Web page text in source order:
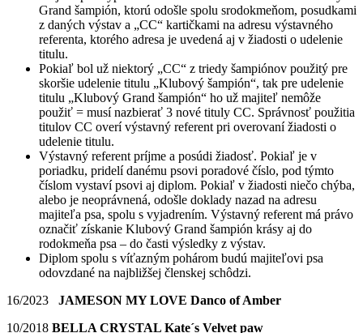
Grand šampión, ktorú odošle spolu srodokmeňom, posudkami
z daných výstav a „CC“ kartičkami na adresu výstavného
referenta, ktorého adresa je uvedená aj v žiadosti o udelenie
titulu.
Pokiaľ bol už niektorý „CC“ z triedy šampiónov použitý pre
skoršie udelenie titulu „Klubový šampión“, tak pre udelenie
titulu „Klubový Grand šampión“ ho už majiteľ nemôže
použiť = musí nazbierať 3 nové tituly CC. Správnosť použitia
titulov CC overí výstavný referent pri overovaní žiadosti o
udelenie titulu.
Výstavný referent príjme a posúdi žiadosť. Pokiaľ je v
poriadku, pridelí danému psovi poradové číslo, pod týmto
číslom vystaví psovi aj diplom. Pokiaľ v žiadosti niečo chýba,
alebo je neoprávnená, odošle doklady nazad na adresu
majiteľa psa, spolu s vyjadrením. Výstavný referent má právo
označiť získanie Klubový Grand šampión krásy aj do
rodokmeňa psa – do časti výsledky z výstav.
Diplom spolu s víťazným pohárom budú majiteľovi psa
odovzdané na najbližšej členskej schôdzi.
16/2023
JAMESON MY LOVE Danco of Amber
10/2018 BELLA CRYSTAL Kate´s Velvet paw